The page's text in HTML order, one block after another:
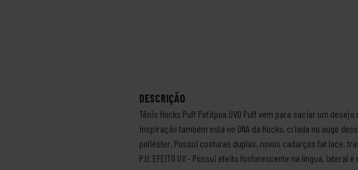
DESCRIÇÃO
Tênis Hocks Puff Petitpoa UVO Puff vem para saciar um
inspiração também está no DNA da Hocks, criada no auge
poliéster. Possui costuras duplas, novos cadarços fat lace,
P.U. EFEITO UV - Possui efeito fosforescente na língua,